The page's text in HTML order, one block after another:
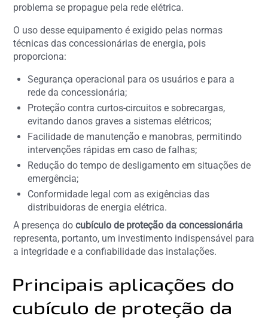
problema se propague pela rede elétrica.
O uso desse equipamento é exigido pelas normas
técnicas das concessionárias de energia, pois
proporciona:
Segurança operacional para os usuários e para a
rede da concessionária;
Proteção contra curtos-circuitos e sobrecargas,
evitando danos graves a sistemas elétricos;
Facilidade de manutenção e manobras, permitindo
intervenções rápidas em caso de falhas;
Redução do tempo de desligamento em situações de
emergência;
Conformidade legal com as exigências das
distribuidoras de energia elétrica.
A presença docubículo de proteção da concessionária
representa, portanto, um investimento indispensável para
a integridade e a confiabilidade das instalações.
Principais aplicações do
cubículo de proteção da